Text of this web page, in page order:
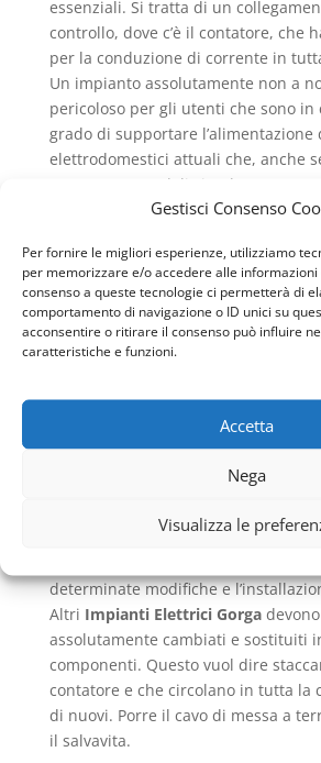
Gestisci Consenso
Per fornire le migliori esperienze, utilizziamo
per memorizzare e/o accedere alle informazioni
consenso a queste tecnologie ci permetterà di
comportamento di navigazione o ID unici su
acconsentire o ritirare il consenso può influire
caratteristiche e funzioni.
Accetta
Nega
Visualizza le
essenziali. Si tratta di un
controllo, dove c’è il contatore, che
per la conduzione di corrente in
Un impianto assolutamente non a
pericoloso per gli utenti che sono in
grado di supportare l’alimentazione
elettrodomestici attuali che, anche
consumo, usandoli
corti circuiti oppure anche il blocco
di un sovraccarico scarica a terra
accumulata senza danneggiare
corto circuiti. Non posseggono
che è essenziale negli ambienti
un aiuto notevole per la sicurezza
Se possedete un immobile da
secondo la legge dovete, una volta
portare a compimento la
impianto. Alcuni modelli possono
determinate modifiche e
Altri Impianti Elettrici Gorgadevono
assolutamente cambiati e sostituiti
componenti. Questo vuol dire
contatore e che circolano in tutta la
di nuovi. Porre il cavo di messa a
il salvavita.